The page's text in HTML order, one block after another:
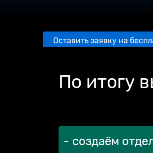
Оставить заявку на
По итогу
- создаём